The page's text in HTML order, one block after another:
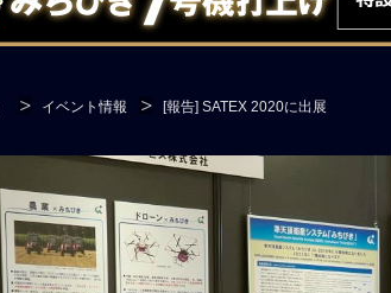
イベント情報 [報告] SATEX 2020に出展